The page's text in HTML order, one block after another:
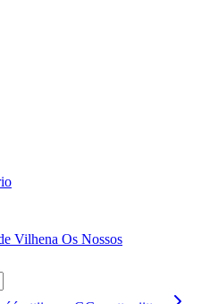
Vilhena Os Nossos